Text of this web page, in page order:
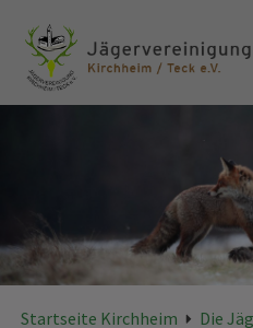
Startseite
Kontakt
Startseite Kirchheim Die